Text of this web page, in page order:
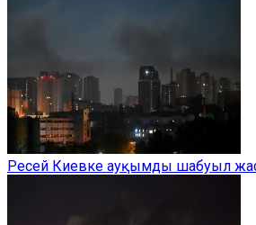
Ресей Киевке ауқымды шабуыл